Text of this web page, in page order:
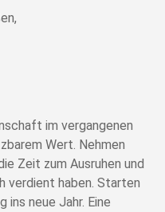
im vergangenen
Wert. Nehmen
Zeit zum Ausruhen und
verdient haben. Starten
ins neue Jahr. Eine